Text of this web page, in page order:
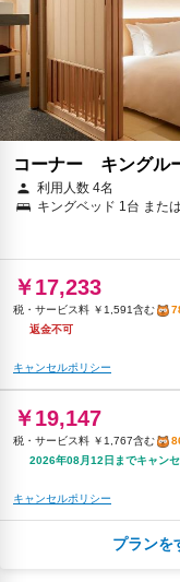
キャンセルポリシー
￥21,511
税・サービス料 ￥1,985含む
2026年08月25日までキャンセ
キャンセルポリシー
￥21,511
キャンセルポリシー
コーナー キングル
利用人数 4名
キングベッド 1台 また
￥17,233
税・サービス料 ￥1,591含む
返金不可
キャンセルポリシー
￥19,147
税・サービス料 ￥1,767含む
2026年08月12日までキャン
キャンセルポリシー
プランを